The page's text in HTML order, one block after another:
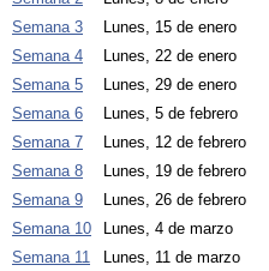
Semana 3
Lunes, 15 de enero
Semana 4
Lunes, 22 de enero
Semana 5
Lunes, 29 de enero
Semana 6
Lunes, 5 de febrero
Semana 7
Lunes, 12 de febrero
Semana 8
Lunes, 19 de febrero
Semana 9
Lunes, 26 de febrero
Semana 10
Lunes, 4 de marzo
Semana 11
Lunes, 11 de marzo